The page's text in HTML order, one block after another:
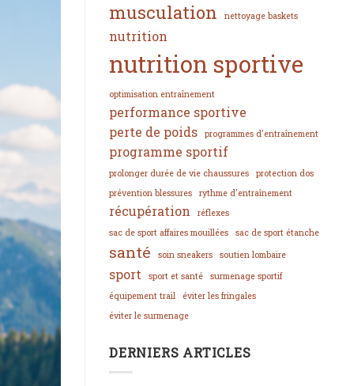
musculation nettoyage baskets
nutrition
nutrition sportive
optimisation entraînement
performance sportive
perte de poids
programmes d'entraînement
programme sportif
prolonger durée de vie chaussures
protection dos
prévention blessures
rythme d'entraînement
récupération
réflexes
sac de sport affaires mouillées
sac de sport étanche
santé soin sneakers soutien lombaire
sport sport et santé
surmenage sportif
équipement trail
éviter les fringales
éviter le surmenage
DERNIERS ARTICLES